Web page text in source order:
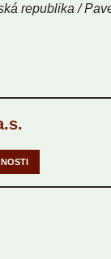
republika /